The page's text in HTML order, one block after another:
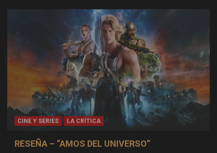
CINE Y SERIES LA CRÍTICA
RESEÑA – “AMOS DEL UNIVERSO”